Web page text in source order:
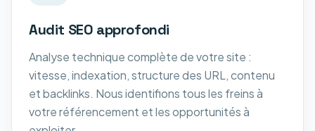
Audit SEO approfondi
Analyse technique complète de votre site :
vitesse, indexation, structure des URL, contenu
et backlinks. Nous identifions tous les freins à
votre référencement et les opportunités à